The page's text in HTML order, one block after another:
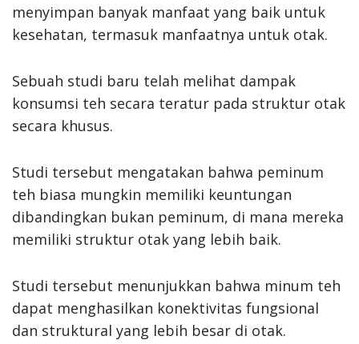
menyimpan banyak manfaat yang baik untuk
kesehatan, termasuk manfaatnya untuk otak.
Sebuah studi baru telah melihat dampak
konsumsi teh secara teratur pada struktur otak
secara khusus.
Studi tersebut mengatakan bahwa peminum
teh biasa mungkin memiliki keuntungan
dibandingkan bukan peminum, di mana mereka
memiliki struktur otak yang lebih baik.
Studi tersebut menunjukkan bahwa minum teh
dapat menghasilkan konektivitas fungsional
dan struktural yang lebih besar di otak.